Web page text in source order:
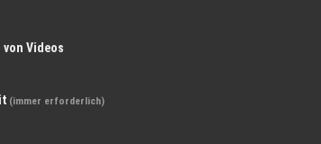
Videos
(immer erforderlich)